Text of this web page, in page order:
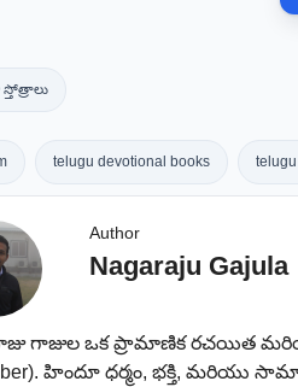
telugu devotional books
Author
Nagaraju Gajula
గాజుల ఒక ప్రామాణిక రచయిత
హిందూ ధర్మం, భక్తి, మరియు